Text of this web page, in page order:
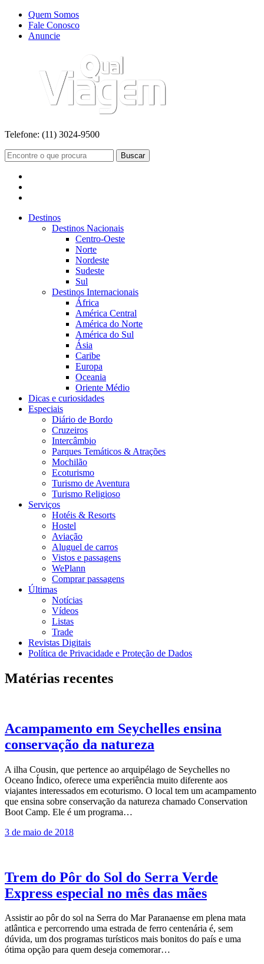
Quem Somos
Fale Conosco
Anuncie
Telefone: (11) 3024-9500
Buscar
Destinos
Destinos Nacionais
Centro-Oeste
Norte
Nordeste
Sudeste
Sul
Destinos Internacionais
África
América Central
América do Norte
América do Sul
Ásia
Caribe
Europa
Oceania
Oriente Médio
Dicas e curiosidades
Especiais
Diário de Bordo
Cruzeiros
Intercâmbio
Parques Temáticos & Atrações
Mochilão
Ecoturismo
Turismo de Aventura
Turismo Religioso
Serviços
Hotéis & Resorts
Hostel
Aviação
Aluguel de carros
Vistos e passagens
WePlann
Comprar passagens
Últimas
Notícias
Vídeos
Listas
Trade
Revistas Digitais
Política de Privacidade e Proteção de Dados
Matérias recentes
Acampamento em Seychelles ensina
conservação da natureza
A ilha Cousin, que pertence ao arquipélago de Seychelles no
Oceano Índico, oferece uma experiência muito diferente aos
viajantes interessados em ecoturismo. O local tem um acampamento
que ensina sobre conservação da natureza chamado Conservation
Boot Camp. Ele é um programa…
3 de maio de 2018
Trem do Pôr do Sol do Serra Verde
Express especial no mês das mães
Assistir ao pôr do sol na Serra do Mar Paranaense em plena mata
atlântica e percorrendo uma estrada de ferro centenária é, sem
dúvida, um dos programas turísticos mais bonitos do país e uma
ótima opção para quem deseja comemorar…